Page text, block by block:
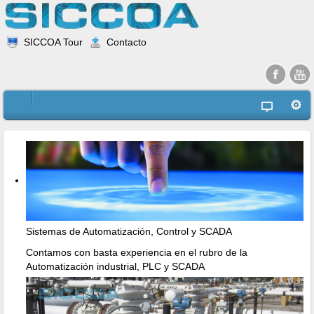
SICCOA Tour Contacto
Sistemas de Automatización, Control y SCADA
Contamos con basta experiencia en el rubro de la
Automatización industrial, PLC y SCADA